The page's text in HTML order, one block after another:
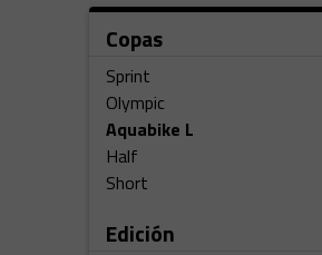
Copas
Sprint
Olympic
Aquabike L
Half
Short
Edición